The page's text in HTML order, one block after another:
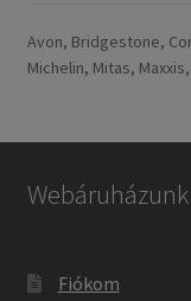
Avon, Bridgestone,
Michelin, Mitas,
Webáruházunk
Fiókom